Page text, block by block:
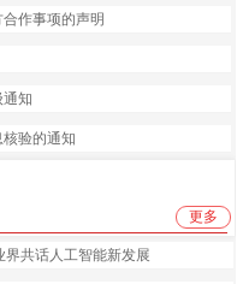
作事项的声明
通知
验的通知
更多
界共话人工智能新发展